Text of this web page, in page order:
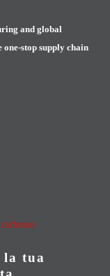
and global
stop supply chain
la tua